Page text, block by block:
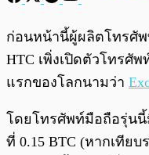
พร้อมเล่น
ก่อนหน้านี้ผู้ผลิตโทรศั
HTC เพิ่งเปิดตัวโทรศั
แรกของโลกนามว่า
โดยโทรศัพท์มือถือรุ่นนี้
ที่ 0.15 BTC (หากเทียบ